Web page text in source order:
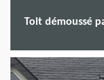
Toit démoussé